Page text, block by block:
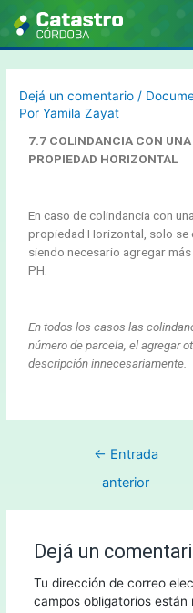
Dejá un comentario /
PorYamila Zayat
7.7 COLINDANCIA CON
PROPIEDAD HORIZONTAL
En caso de colindancia con
propiedad Horizontal, solo se
siendo necesario agregar
PH.
En todos los casos las
número de parcela, el agregar
descripción innecesariamente.
← Entrada
anterior
Dejá un
Tu dirección de correo
campos obligatorios están